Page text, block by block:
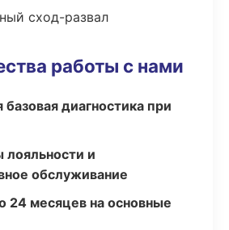
сход-развал
работы с нами
базовая диагностика при
и
обслуживание
24 месяцев на основные